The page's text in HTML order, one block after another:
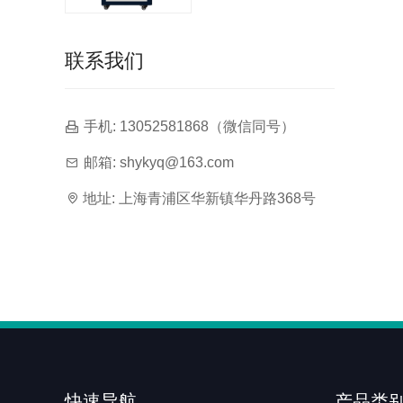
联系我们
手机: 13052581868（微信同号）
邮箱: shykyq@163.com
地址: 上海青浦区华新镇华丹路368号